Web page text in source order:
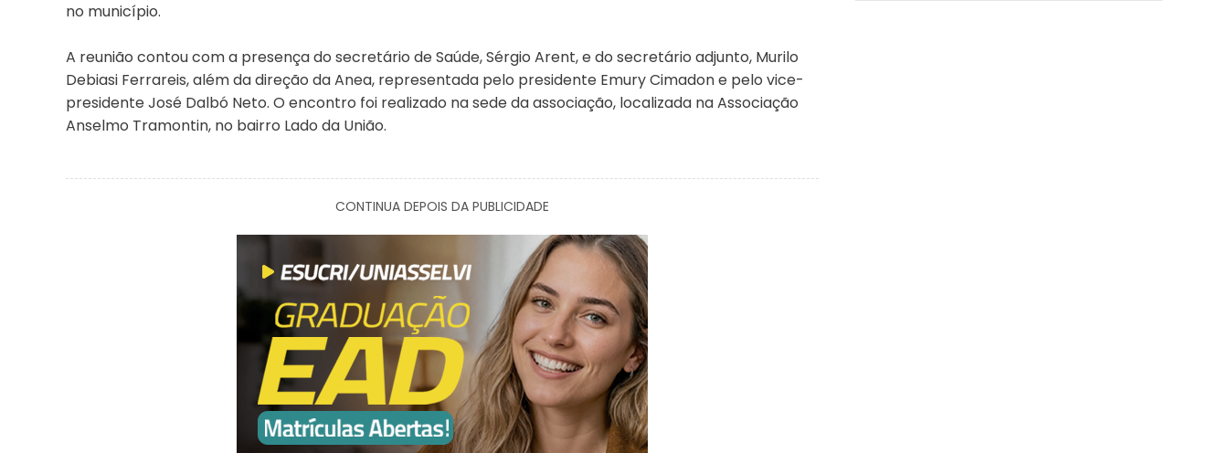
no município.
A reunião contou com a presença do secretário de Saúde, Sérgio Arent, e do secretário adjunto, Murilo
Debiasi Ferrareis, além da direção da Anea, representada pelo presidente Emury Cimadon e pelo vice-
presidente José Dalbó Neto. O encontro foi realizado na sede da associação, localizada na Associação
Anselmo Tramontin, no bairro Lado da União.
CONTINUA DEPOIS DA PUBLICIDADE